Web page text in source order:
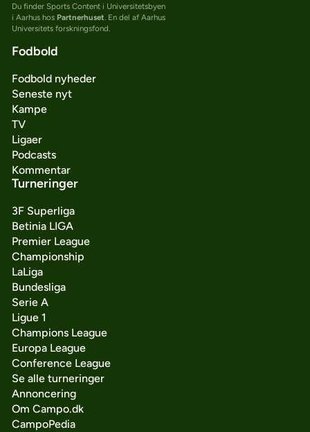
Du finder Sports Content i Universitetsbyen
i Aarhus hos Partnerhuset. En del af Aarhus
Universitets forskningsfond.
Fodbold
Fodbold nyheder
Seneste nyt
Kampe
TV
Ligaer
Podcasts
Kommentar
Turneringer
3F Superliga
Betinia LIGA
Premier League
Championship
LaLiga
Bundesliga
Serie A
Ligue 1
Champions League
Europa League
Conference League
Se alle turneringer
Annoncering
Om Campo.dk
CampoPedia